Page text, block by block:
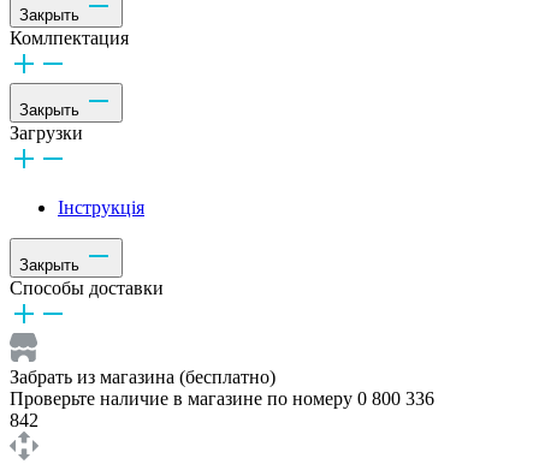
Закрыть
Комлпектация
Закрыть
Загрузки
Інструкція
Закрыть
Способы доставки
Забрать из магазина (бесплатно)
Проверьте наличие в магазине по номеру 0 800 336
842